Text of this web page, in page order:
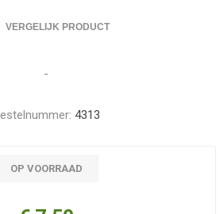
VERGELIJK PRODUCT
-
4313
OP VOORRAAD